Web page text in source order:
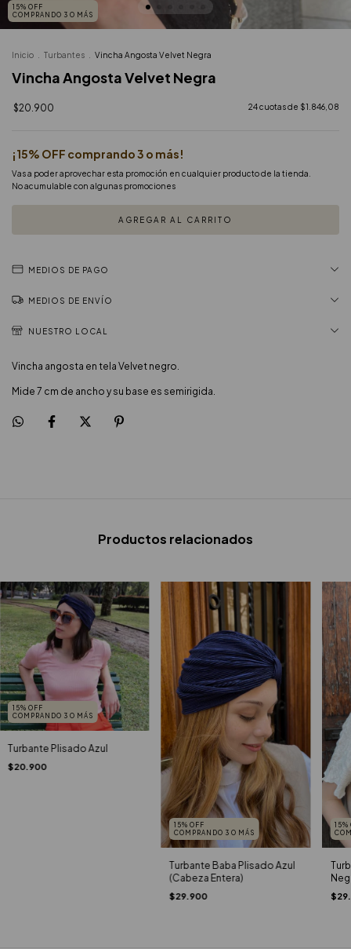
15% OFF
COMPRANDO 3 O MÁS
Inicio Turbantes Vincha Angosta Velvet Negra
Vincha Angosta Velvet Negra
$20.900 24cuotas de $1.846,08
¡15% OFF comprando 3 o más!
Vas a poder aprovechar esta promoción en cualquier producto de la tienda.
No acumulable con algunas promociones
MEDIOS DE PAGO
MEDIOS DE ENVÍO
NUESTRO LOCAL
Vincha angosta en tela Velvet negro.
Mide 7 cm de ancho y su base es semirigida.
Productos relacionados
15% OFF
COMPRANDO 3 O MÁS
Turbante Plisado Azul
$20.900
15% OFF
COMPRANDO 3 O MÁS
Turbante Baba Plisado Azul
(Cabeza Entera)
$29.900
15%